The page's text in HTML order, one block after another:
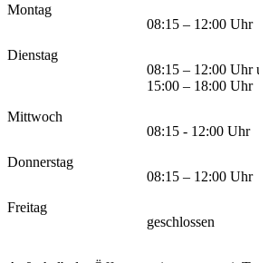
Montag
08:15 – 12:00 Uhr
Dienstag
08:15 – 12:00 Uhr
15:00 – 18:00 Uhr
Mittwoch
08:15 - 12:00 Uhr
Donnerstag
08:15 – 12:00 Uhr
Freitag
geschlossen